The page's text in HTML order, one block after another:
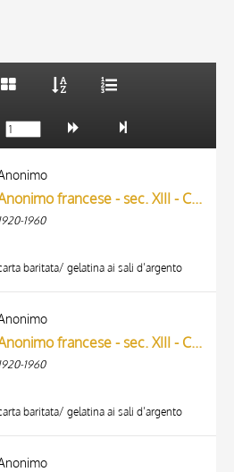
AUTHOR
MATERIAL AND TECHNIQUEAnonimo francese - sec. XIII - Cristo crocifisso, particolare
1960
baritata/ gelatina ai sali d’argento
Anonimo francese - sec. XIII - Cristo crocifisso
1960
baritata/ gelatina ai sali d’argento